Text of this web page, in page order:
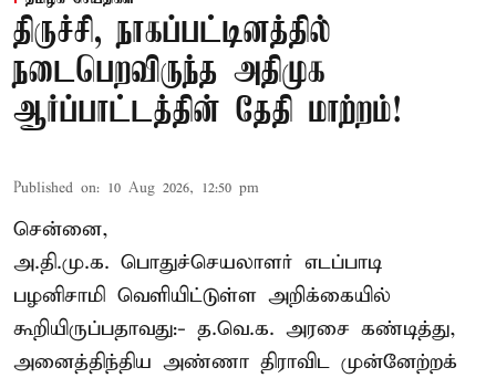
திருச்சி, நாகப்பட்டினத்தில்
நடைபெறவிருந்த அதிமுக
ஆர்ப்பாட்டத்தின் தேதி மாற்றம்!
Published on: 10 Aug 2026, 12:50 pm
சென்னை,
அ.தி.மு.க. பொதுச்செயலாளர் எடப்பாடி
பழனிசாமி வெளியிட்டுள்ள அறிக்கையில்
கூறியிருப்பதாவது:- த.வெ.க. அரசை கண்டித்து,
அனைத்திந்திய அண்ணா திராவிட முன்னேற்றக்